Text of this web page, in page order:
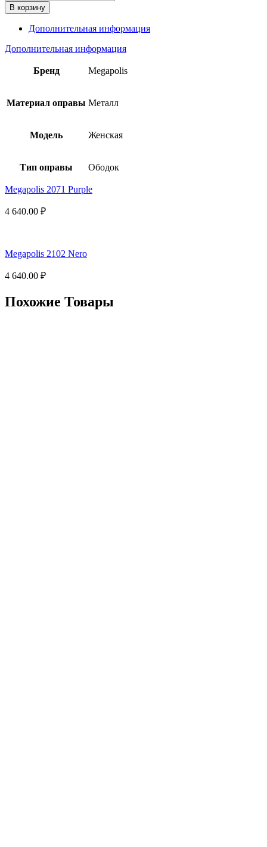
В корзину
Дополнительная информация
Дополнительная информация
Бренд Megapolis
Материал оправы Металл
Модель Женская
Тип оправы Ободок
Megapolis 2071 Purple
4 640.00 ₽
Megapolis 2102 Nero
4 640.00 ₽
Похожие Товары